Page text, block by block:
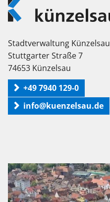
Künzelsau
Stadtverwaltung Künzelsau
Stuttgarter Straße 7
74653 Künzelsau
+49 7940 129-0
info@kuenzelsau.de